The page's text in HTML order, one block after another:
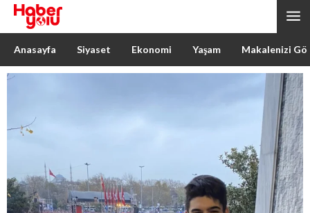
Anasayfa Siyaset Ekonomi Yaşam Makalenizi